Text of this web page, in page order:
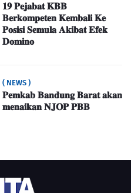
𝟏𝟗 𝐏𝐞𝐣𝐚𝐛𝐚𝐭 𝐊𝐁𝐁
𝐁𝐞𝐫𝐤𝐨𝐦𝐩𝐞𝐭𝐞𝐧 𝐊𝐞𝐦𝐛𝐚𝐥𝐢 𝐊𝐞
𝐏𝐨𝐬𝐢𝐬𝐢 𝐒𝐞𝐦𝐮𝐥𝐚 𝐀𝐤𝐢𝐛𝐚𝐭 𝐄𝐟𝐞𝐤
𝐃𝐨𝐦𝐢𝐧𝐨
( NEWS )
𝐏𝐞𝐦𝐤𝐚𝐛 𝐁𝐚𝐧𝐝𝐮𝐧𝐠 𝐁𝐚𝐫𝐚𝐭 𝐚𝐤𝐚𝐧
𝐦𝐞𝐧𝐚𝐢𝐤𝐚𝐧 𝐍𝐉𝐎𝐏 𝐏𝐁𝐁